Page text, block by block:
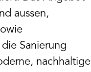
aussen,
Sanierung
nachhaltige